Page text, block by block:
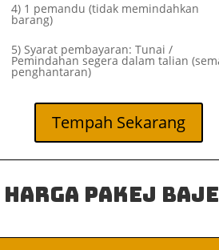
4) 1 pemandu (tidak memindahkan
barang)
5) Syarat pembayaran: Tunai /
Pemindahan segera dalam talian
penghantaran)
Tempah Sekarang
Harga Pakej